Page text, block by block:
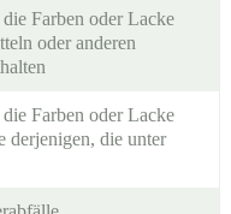
Farben oder Lacke
oder anderen
Farben oder Lacke
derjenigen, die unter